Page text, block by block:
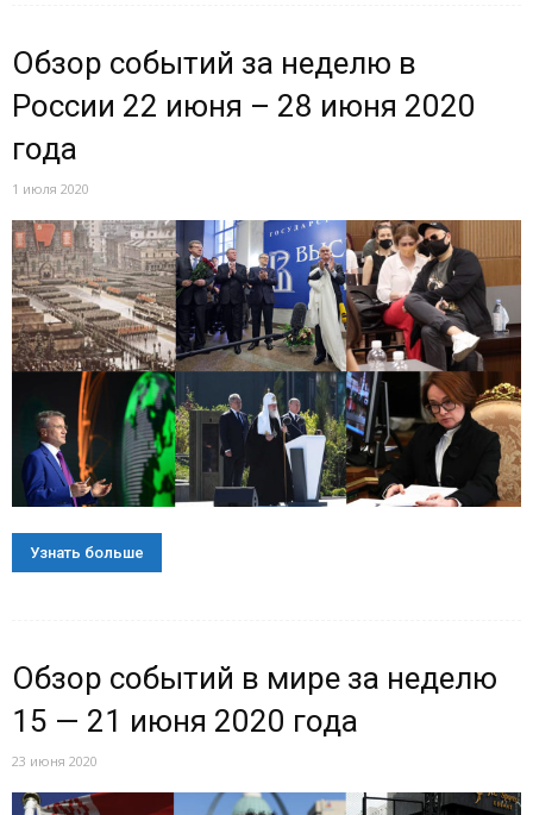
Обзор событий за неделю в
России 22 июня – 28 июня 2020
года
1 июля 2020
Узнать больше
Обзор событий в мире за неделю
15 — 21 июня 2020 года
23 июня 2020